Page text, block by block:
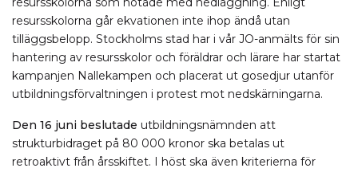
resursskolorna går ekvationen inte ihop ändå utan
tilläggsbelopp. Stockholms stad har i vår JO-anmälts för sin
hantering av resursskolor och föräldrar och lärare har startat
kampanjen Nallekampen och placerat ut gosedjur utanför
utbildningsförvaltningen i protest mot nedskärningarna.
Den 16 juni beslutade utbildningsnämnden att
strukturbidraget på 80 000 kronor ska betalas ut
retroaktivt från årsskiftet. I höst ska även kriterierna för